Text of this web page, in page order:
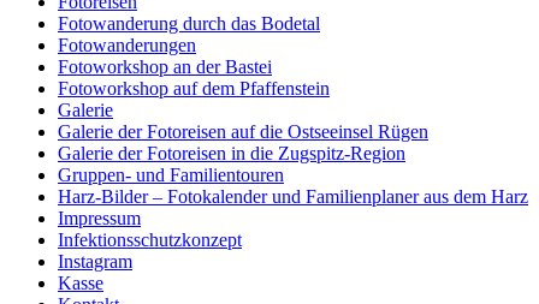
Fotowanderung durch das Bodetal
Fotowanderungen
Fotoworkshop an der Bastei
Fotoworkshop auf dem Pfaffenstein
Galerie
Galerie der Fotoreisen auf die Ostseeinsel Rügen
Galerie der Fotoreisen in die Zugspitz-Region
Gruppen- und Familientouren
Harz-Bilder – Fotokalender und Familienplaner aus dem Harz
Impressum
Infektionsschutzkonzept
Instagram
Kasse